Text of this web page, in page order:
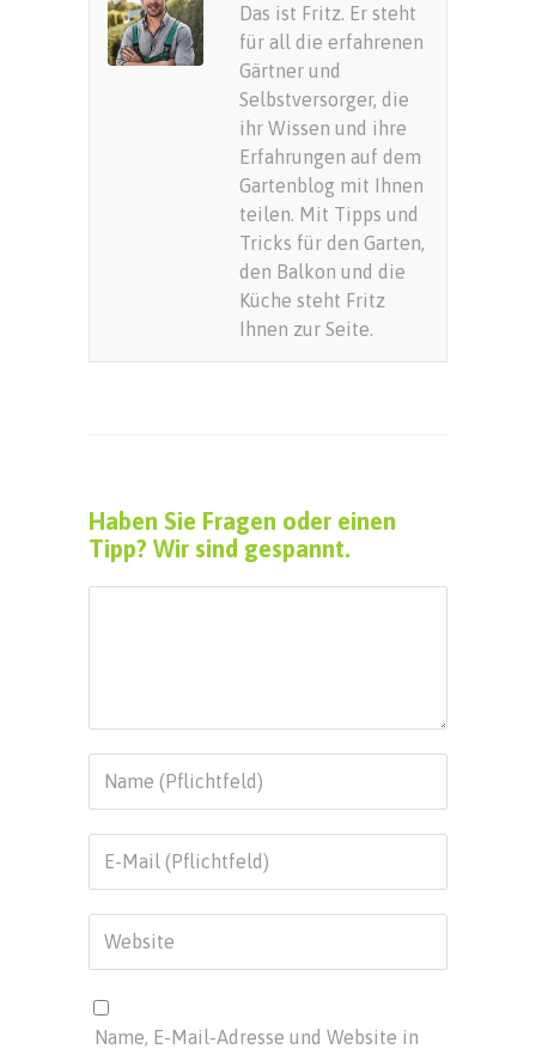
Das ist Fritz. Er steht
für all die erfahrenen
Gärtner und
Selbstversorger, die
ihr Wissen und ihre
Erfahrungen auf dem
Gartenblog mit Ihnen
teilen. Mit Tipps und
Tricks für den Garten,
den Balkon und die
Küche steht Fritz
Ihnen zur Seite.
Haben Sie Fragen oder einen
Tipp? Wir sind gespannt.
Name, E-Mail-Adresse und Website in